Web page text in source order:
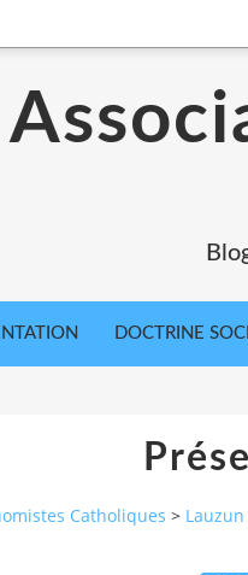
DOCTRINE
Catholiques >